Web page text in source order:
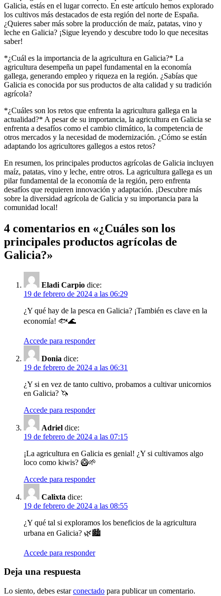
Galicia, estás en el lugar correcto. En este artículo hemos explorado
los cultivos más destacados de esta región del norte de España.
¿Quieres saber más sobre la producción de maíz, patatas, vino y
leche en Galicia? ¡Sigue leyendo y descubre todo lo que necesitas
saber!
*¿Cuál es la importancia de la agricultura en Galicia?* La
agricultura desempeña un papel fundamental en la economía
gallega, generando empleo y riqueza en la región. ¿Sabías que
Galicia es conocida por sus productos de alta calidad y su tradición
agrícola?
*¿Cuáles son los retos que enfrenta la agricultura gallega en la
actualidad?* A pesar de su importancia, la agricultura en Galicia se
enfrenta a desafíos como el cambio climático, la competencia de
otros mercados y la necesidad de modernización. ¿Cómo se están
adaptando los agricultores gallegos a estos retos?
En resumen, los principales productos agrícolas de Galicia incluyen
maíz, patatas, vino y leche, entre otros. La agricultura gallega es un
pilar fundamental de la economía de la región, pero enfrenta
desafíos que requieren innovación y adaptación. ¡Descubre más
sobre la diversidad agrícola de Galicia y su importancia para la
comunidad local!
4 comentarios en «¿Cuáles son los
principales productos agrícolas de
Galicia?»
Eladi Carpio dice:
19 de febrero de 2024 a las 06:29
¿Y qué hay de la pesca en Galicia? ¡También es clave en la
economía! 🐟🌊
Accede para responder
Donia dice:
19 de febrero de 2024 a las 06:31
¿Y si en vez de tanto cultivo, probamos a cultivar unicornios
en Galicia? 🦄
Accede para responder
Adriel dice:
19 de febrero de 2024 a las 07:15
¡La agricultura en Galicia es genial! ¿Y si cultivamos algo
loco como kiwis? 🥝🌱
Accede para responder
Calixta dice:
19 de febrero de 2024 a las 08:55
¿Y qué tal si exploramos los beneficios de la agricultura
urbana en Galicia? 🌿🏙️
Accede para responder
Deja una respuesta
Lo siento, debes estarconectado para publicar un comentario.